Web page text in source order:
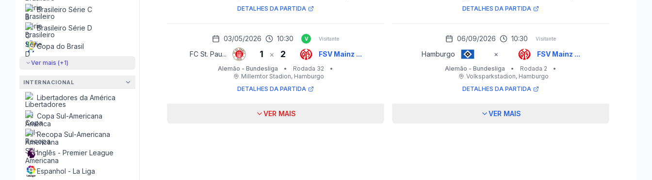
Brasileiro Série C
Brasileiro Série D
Copa do Brasil
Ver mais (+1)
INTERNACIONAL
Libertadores da América
Copa Sul-Americana
Recopa Sul-Americana
Inglês - Premier League
Espanhol - La Liga
DETALHES DA PARTIDA
03/05/2026 10:30 V Visitante
FC St. Pau... 1 × 2 FSV Mainz ...
Alemão - Bundesliga • Rodada 32
•
Millerntor Stadion, Hamburgo
DETALHES DA PARTIDA
VER MAIS
DETALHES DA PARTIDA
06/09/2026 10:30 Visitante
Hamburgo × FSV Mainz ...
Alemão - Bundesliga • Rodada 2
•
Volksparkstadion, Hamburgo
DETALHES DA PARTIDA
VER MAIS